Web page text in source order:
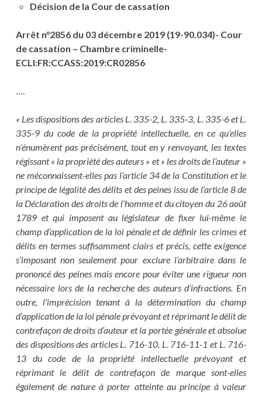
Décision de la Cour de cassation
Arrêt n°2856 du 03 décembre 2019 (19-90.034)- Cour
de cassation – Chambre criminelle-
ECLI:FR:CCASS:2019:CR02856
….
« Les dispositions des articles L. 335-2, L. 335-3, L. 335-6 et L.
335-9 du code de la propriété intellectuelle, en ce qu’elles
n’énumèrent pas précisément, tout en y renvoyant, les textes
régissant « la propriété des auteurs » et « les droits de l’auteur »
ne méconnaissent-elles pas l’article 34 de la Constitution et le
principe de légalité des délits et des peines issu de l’article 8 de
la Déclaration des droits de l’homme et du citoyen du 26 août
1789 et qui imposent au législateur de fixer lui-même le
champ d’application de la loi pénale et de définir les crimes et
délits en termes suffisamment clairs et précis, cette exigence
s’imposant non seulement pour exclure l’arbitraire dans le
prononcé des peines mais encore pour éviter une rigueur non
nécessaire lors de la recherche des auteurs d’infractions. En
outre, l’imprécision tenant à la détermination du champ
d’application de la loi pénale prévoyant et réprimant le délit de
contrefaçon de droits d’auteur et la portée générale et absolue
des dispositions des articles L. 716-10, L. 716-11-1 et L. 716-
13 du code de la propriété intellectuelle prévoyant et
réprimant le délit de contrefaçon de marque sont-elles
également de nature à porter atteinte au principe à valeur